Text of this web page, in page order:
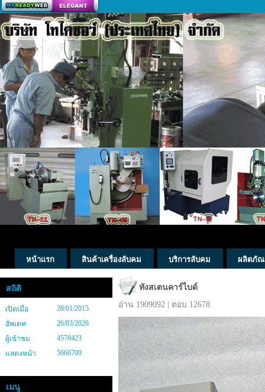
สร้างเว็บ
หน้าแรก สินค้าเครื่องลับคม บริการลับคม ผลิตภัณ
สถิติ
เปิดเมื่อ
28/01/2015
อัพเดท
26/03/2026
ผู้เข้าชม
4578423
แสดงหน้า
5666709
เมนู
ทังสเตนคาร์ไบด์
อ่าน 1909092 | ตอบ 12678